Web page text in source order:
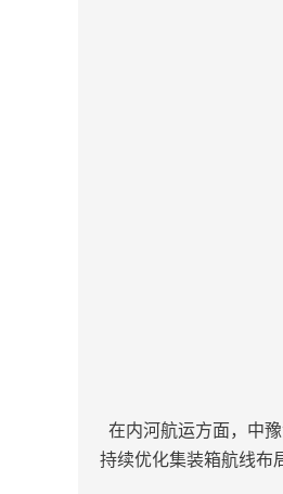
在内河航运方面，中
持续优化集装箱航线布